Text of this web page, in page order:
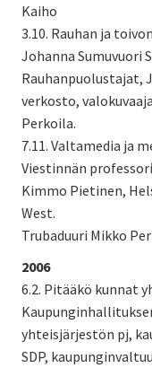
Kaiho
3.10. Rauhan ja
Johanna Sumuvuori
Rauhanpuolustajat,
verkosto,
Perkoila.
7.11. Valtamedia ja
Viestinnän
Kimmo Pietinen,
West.
Trubaduuri Mikko
2006
6.2. Pitääkö kunnat
yhteisjärjestön pj,
SDP,